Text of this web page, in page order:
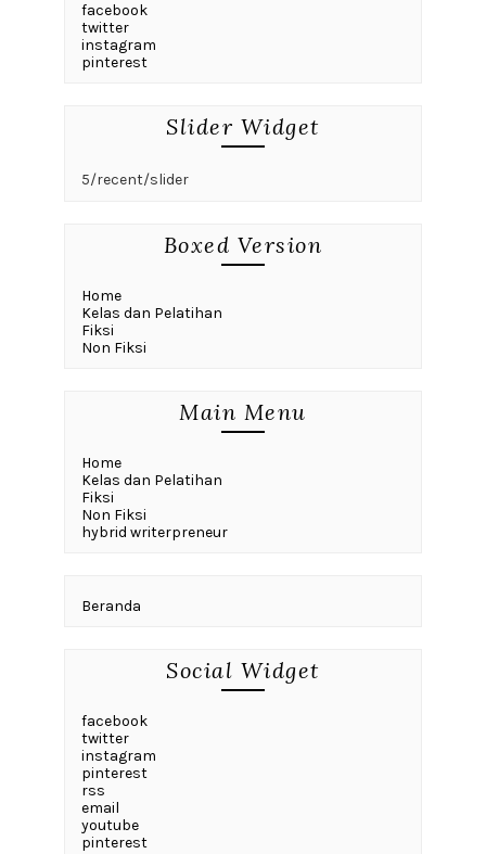
facebook
twitter
instagram
pinterest
Slider Widget
5/recent/slider
Boxed Version
Home
Kelas dan Pelatihan
Fiksi
Non Fiksi
Main Menu
Home
Kelas dan Pelatihan
Fiksi
Non Fiksi
hybrid writerpreneur
Beranda
Social Widget
facebook
twitter
instagram
pinterest
rss
email
youtube
pinterest